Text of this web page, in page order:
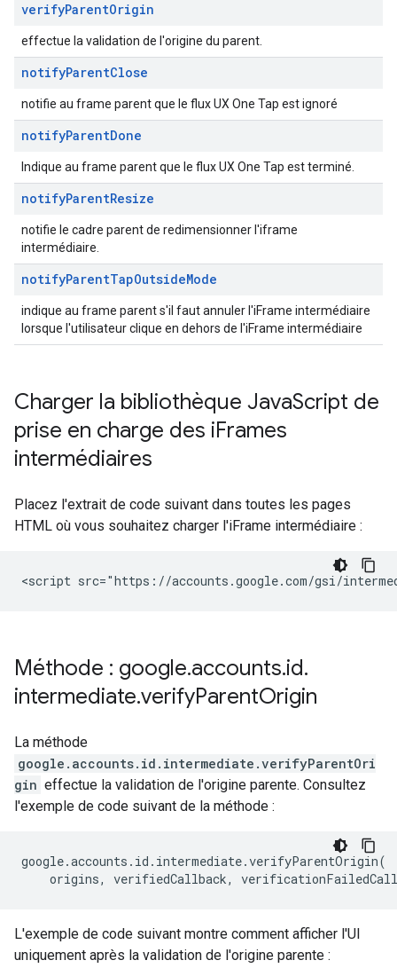
verifyParentOrigin
effectue la validation de l'origine du parent.
notifyParentClose
notifie au frame parent que le flux UX One Tap est ignoré
notifyParentDone
Indique au frame parent que le flux UX One Tap est terminé.
notifyParentResize
notifie le cadre parent de redimensionner l'iframe
intermédiaire.
notifyParentTapOutsideMode
indique au frame parent s'il faut annuler l'iFrame intermédiaire
lorsque l'utilisateur clique en dehors de l'iFrame intermédiaire
Charger la bibliothèque JavaScript de
prise en charge des iFrames
intermédiaires
Placez l'extrait de code suivant dans toutes les pages
HTML où vous souhaitez charger l'iFrame intermédiaire :
<script src="https://accounts.google.com/gsi/
Méthode : google.accounts.id.
intermediate.verifyParentOrigin
La méthode
google.accounts.id.intermediate.verifyParentOri
gin effectue la validation de l'origine parente. Consultez
l'exemple de code suivant de la méthode :
google.accounts . id . intermediate.verifyParentOrigin(
origins, verifiedCallback,
L'exemple de code suivant montre comment afficher l'UI
uniquement après la validation de l'origine parente :